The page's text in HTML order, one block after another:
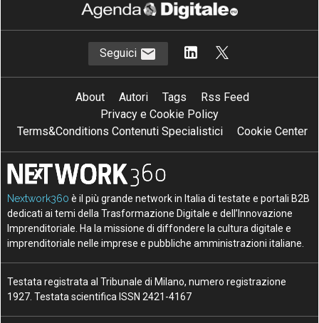
Seguici
About Autori Tags
Rss Feed
Privacy e Cookie Policy
Terms&Conditions Contenuti Specialistici
Cookie Center
Nextwork360 è il più grande network in Italia di testate e portali B2B
dedicati ai temi della Trasformazione Digitale e dell’Innovazione
Imprenditoriale. Ha la missione di diffondere la cultura digitale e
imprenditoriale nelle imprese e pubbliche amministrazioni italiane.
Testata registrata al Tribunale di Milano, numero registrazione
1927. Testata scientifica ISSN 2421-4167